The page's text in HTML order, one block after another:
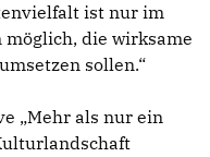
ist nur im
die wirksame
sollen.“
„Mehr als nur ein